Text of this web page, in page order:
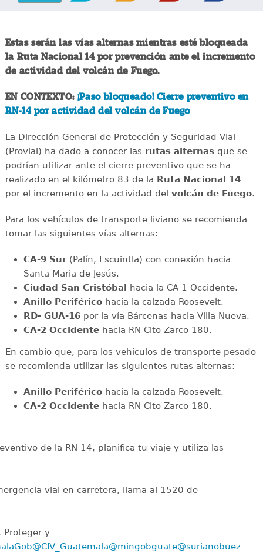
Estas serán las vías alternas mientras esté bloqueada
la Ruta Nacional 14 por prevención ante el incremento
de actividad del volcán de Fuego.
EN CONTEXTO: ¡Paso bloqueado! Cierre preventivo en
RN-14 por actividad del volcán de Fuego
La Dirección General de Protección y Seguridad Vial
(Provial) ha dado a conocer las rutas alternasque se
podrían utilizar ante el cierre preventivo que se ha
realizado en el kilómetro 83 de la Ruta Nacional 14
por el incremento en la actividad del volcán de Fuego.
Para los vehículos de transporte liviano se recomienda
tomar las siguientes vías alternas:
CA-9 Sur(Palín, Escuintla) con conexión hacia
Santa Maria de Jesús.
Ciudad San Cristóbal hacia la CA-1 Occidente.
Anillo Periférico hacia la calzada Roosevelt.
RD- GUA-16 por la vía Bárcenas hacia Villa Nueva.
CA-2 Occidente hacia RN Cito Zarco 180.
En cambio que, para los vehículos de transporte pesado
se recomienda utilizar las siguientes rutas alternas:
Anillo Periférico hacia la calzada Roosevelt.
CA-2 Occidente hacia RN Cito Zarco 180.
de la RN-14, planifica tu viaje y utiliza las
vial en carretera, llama al 1520 de
Proteger y
@CIV_Guatemala@mingobguate@surianobuezo